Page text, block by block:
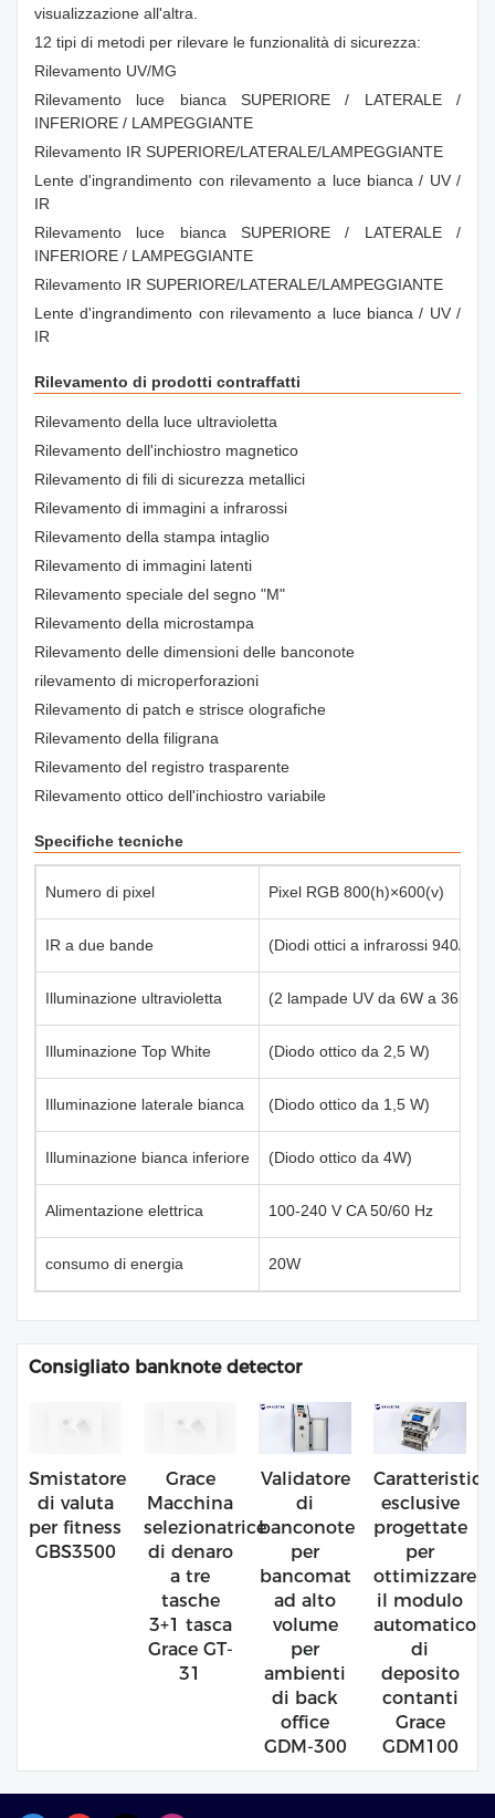
visualizzazione all'altra.
12 tipi di metodi per rilevare le funzionalità di sicurezza:
Rilevamento UV/MG
Rilevamento luce bianca SUPERIORE / LATERALE /
INFERIORE / LAMPEGGIANTE
Rilevamento IR SUPERIORE/LATERALE/LAMPEGGIANTE
Lente d'ingrandimento con rilevamento a luce bianca / UV /
IR
Rilevamento luce bianca SUPERIORE / LATERALE /
INFERIORE / LAMPEGGIANTE
Rilevamento IR SUPERIORE/LATERALE/LAMPEGGIANTE
Lente d'ingrandimento con rilevamento a luce bianca / UV /
IR
Rilevamento di prodotti contraffatti
Rilevamento della luce ultravioletta
Rilevamento dell'inchiostro magnetico
Rilevamento di fili di sicurezza metallici
Rilevamento di immagini a infrarossi
Rilevamento della stampa intaglio
Rilevamento di immagini latenti
Rilevamento speciale del segno "M"
Rilevamento della microstampa
Rilevamento delle dimensioni delle banconote
rilevamento di microperforazioni
Rilevamento di patch e strisce olografiche
Rilevamento della filigrana
Rilevamento del registro trasparente
Rilevamento ottico dell'inchiostro variabile
Specifiche tecniche
Numero di pixel Pixel RGB 800(h)×600(v)
IR a due bande (Diodi ottici a infrarossi 940/850
Illuminazione ultravioletta (2 lampade UV da 6W a 365
Illuminazione Top White (Diodo ottico da 2,5 W)
Illuminazione laterale bianca (Diodo ottico da 1,5 W)
Illuminazione bianca inferiore (Diodo ottico da 4W)
Alimentazione elettrica 100-240 V CA 50/60 Hz
consumo di energia 20W
Consigliato banknote detector
Smistatore
di valuta
per fitness
GBS3500
Grace
Macchina
selezionatrice
di denaro
a tre
tasche
3+1 tasca
Grace GT-
31
Validatore
di
banconote
per
bancomat
ad alto
volume
per
ambienti
di back
office
GDM-300
esclusive
progettate
per
ottimizzare
il modulo
automatico
di
deposito
contanti
Grace
GDM100